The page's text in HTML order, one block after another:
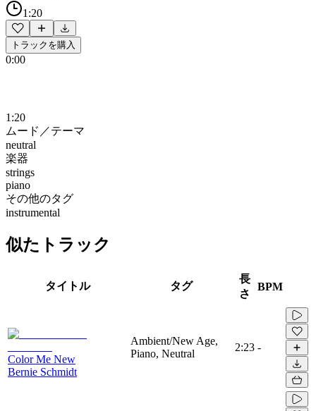
1:20
トラックを購入
0:00
1:20
ムード／テーマ
neutral
楽器
strings
piano
その他のタグ
instrumental
似たトラック
タイトル タグ
長
さ
BPM
Color Me New
Bernie Schmidt
Ambient/New Age,
Piano, Neutral
2:23 -